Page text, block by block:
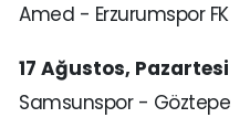
Amed - Erzurumspor FK
17 Ağustos, Pazartesi
Samsunspor - Göztepe